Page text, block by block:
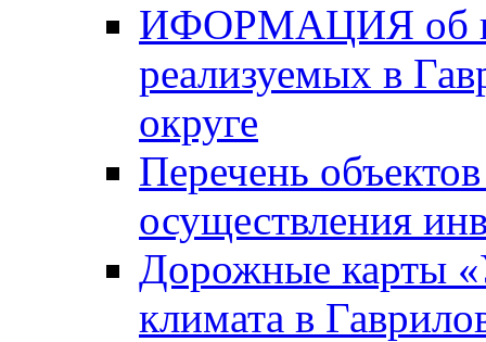
ИФОРМАЦИЯ об
реализуемых в
округе
Перечень
осуществления
Дорожные карты
климата в